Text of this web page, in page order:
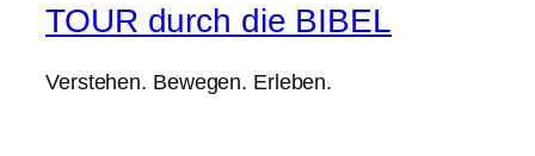
TOUR durch die BIBEL
Verstehen. Bewegen. Erleben.